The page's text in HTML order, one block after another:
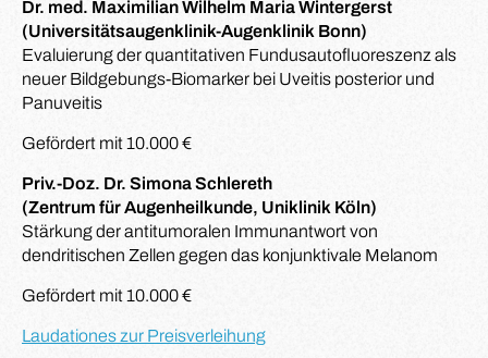
Dr. med. Maximilian Wilhelm Maria Wintergerst
(Universitätsaugenklinik-Augenklinik Bonn)
Evaluierung der quantitativen Fundusautofluoreszenz als
neuer Bildgebungs-Biomarker bei Uveitis posterior und
Panuveitis
Gefördert mit 10.000 €
Priv.-Doz. Dr. Simona Schlereth
(Zentrum für Augenheilkunde, Uniklinik Köln)
Stärkung der antitumoralen Immunantwort von
dendritischen Zellen gegen das konjunktivale Melanom
Gefördert mit 10.000 €
Laudationes zur Preisverleihung